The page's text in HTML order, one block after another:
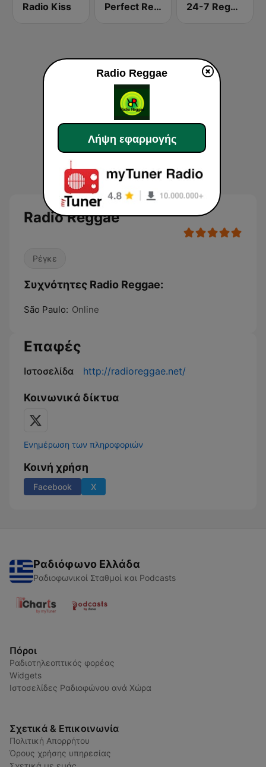
Radio Kiss Perfect Reggae 24-7 Reggae
Radio Reggae
Ρέγκε
Συχνότητες Radio Reggae:
São Paulo: Online
Επαφές
Ιστοσελίδα http://radioreggae.net/
Κοινωνικά δίκτυα
Ενημέρωση των πληροφοριών
Κοινή χρήση
Facebook X
Ραδιόφωνο Ελλάδα
Ραδιοφωνικοί Σταθμοί και Podcasts
Πόροι
Ραδιοτηλεοπτικός φορέας
Widgets
Ιστοσελίδες Ραδιοφώνου ανά Χώρα
Σχετικά & Επικοινωνία
Πολιτική Απορρήτου
Όρους χρήσης υπηρεσίας
Radio Reggae
Λήψη εφαρμογής